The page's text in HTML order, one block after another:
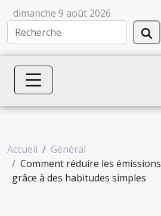
dimanche 9 août 2026
Accueil
Général
Comment réduire les
grâce à des habitudes simples